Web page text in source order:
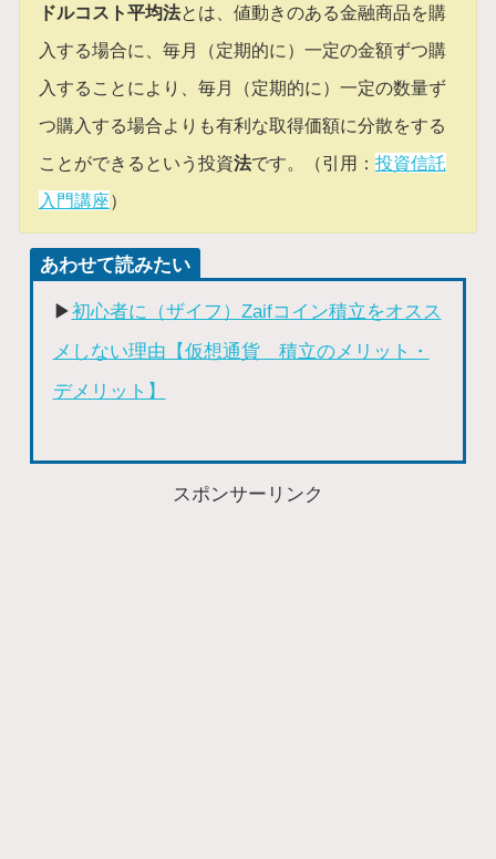
ドルコスト平均法とは、値動きのある金融商品を購
入する場合に、毎月（定期的に）一定の金額ずつ購
入することにより、毎月（定期的に）一定の数量ず
つ購入する場合よりも有利な取得価額に分散をする
ことができるという投資法です。（引用： 投資信託
入門講座）
あわせて読みたい
▶︎初心者に（ザイフ）Zaifコイン積立をオスス
メしない理由【仮想通貨 積立のメリット・
デメリット】
スポンサーリンク